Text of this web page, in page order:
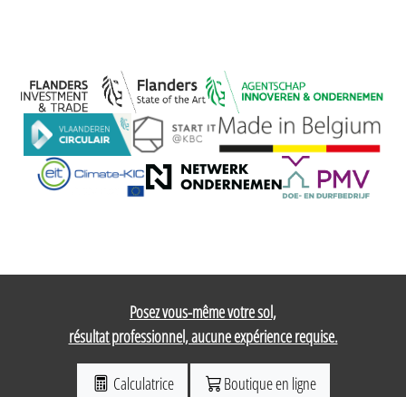
Posez vous-même votre sol,
résultat professionnel, aucune expérience requise.
Calculatrice Boutique en ligne